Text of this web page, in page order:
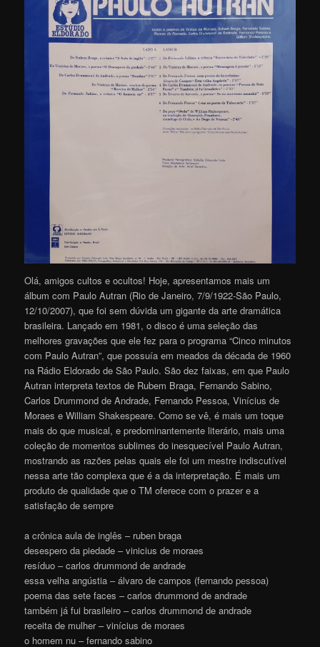
Olá, amigos cultos e ocultos! Hoje, apresentamos mais um
álbum com Paulo Autran (Rio de Janeiro, 7/9/1922-São Paulo,
12/10/2007), que foi sem dúvida um gigante da arte dramática
brasileira. Lançado em 1981, o disco é uma seleção das
melhores gravações que ele fez para o programa “Cinco minutos
com Paulo Autran”, que possuía em meados da década de 1960
na Rádio Eldorado de São Paulo. São dez faixas, em que Paulo
Autran interpreta textos de Rubem Braga, Fernando Sabino,
Carlos Drummond de Andrade, Fernando Pessoa, Vinícius de
Moraes e William Shakespeare. Como se vê, é mais um toque
mais do que musical, e predominantemente literário, mais uma
coleção de momentos sublimes do inesquecível Paulo Autran,
mostrando as razões pelas quais ele foi um mestre indiscutível
nessa arte tão complexa que é a da interpretação. É mais um
produto de qualidade que o TM oferece com o prazer e a
satisfação de sempre
a crônica aula de inglês – ruben braga
desespero da piedade – vinicius de moraes
resíduo – carlos drummond de andrade
essa velha angústia – álvaro de campos (fernando pessoa)
poema das sete faces – carlos drummond de andrade
também já fui brasileiro – carlos drummond de andrade
receita de mulher – vinícius de moraes
o homem nu – fernando sabino